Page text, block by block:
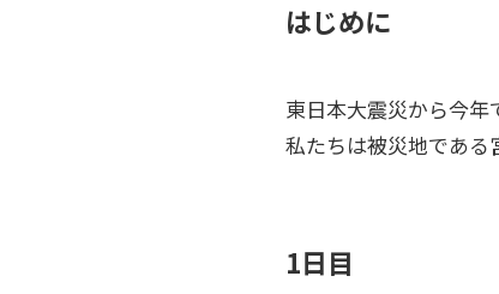
はじめに
東日本大震災から今年
私たちは被災地である
1日目